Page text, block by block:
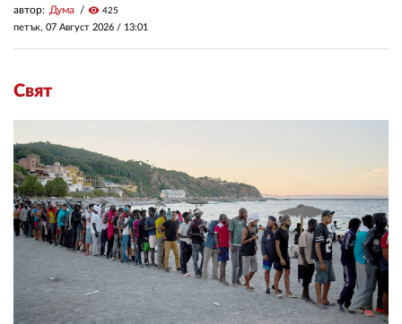
автор: Дума visibility 425
петък, 07 Август 2026 / 13:01
Свят